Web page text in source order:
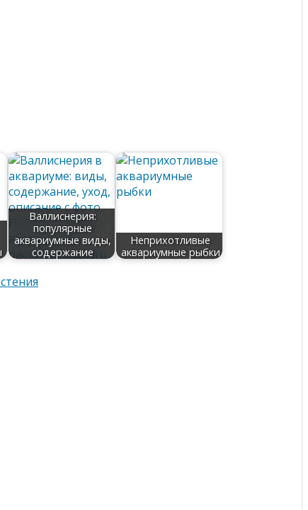
Валлиснерия:
популярные
аквариумные виды,
содержание
Неприхотливые
аквариумные рыбки